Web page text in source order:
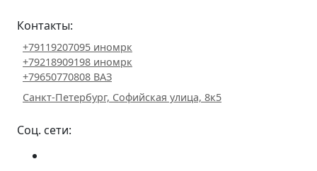
Контакты:
+79119207095 иномрк
+79218909198 иномрк
+79650770808 ВАЗ
Санкт-Петербург, Софийская улица, 8к5
Соц. сети: